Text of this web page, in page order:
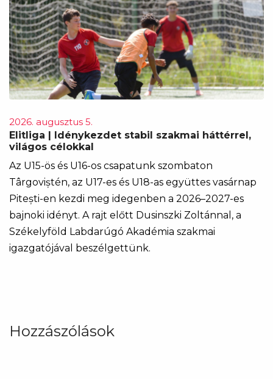
2026. augusztus 5.
Elitliga | Idénykezdet stabil szakmai háttérrel,
világos célokkal
Az U15-ös és U16-os csapatunk szombaton
Târgoviștén, az U17-es és U18-as együttes vasárnap
Pitești-en kezdi meg idegenben a 2026–2027-es
bajnoki idényt. A rajt előtt Dusinszki Zoltánnal, a
Székelyföld Labdarúgó Akadémia szakmai
igazgatójával beszélgettünk.
Hozzászólások